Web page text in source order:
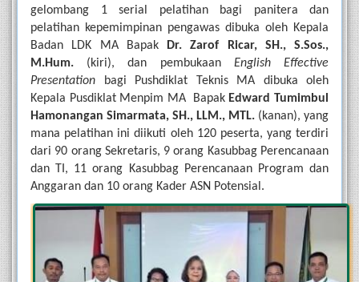
gelombang 1 serial pelatihan bagi panitera dan
pelatihan kepemimpinan pengawas dibuka oleh Kepala
Badan LDK MA Bapak
Dr. Zarof Ricar, SH., S.Sos.,
M.Hum. (kiri), dan pembukaan English Effective
Presentation
bagi Pushdiklat Teknis MA dibuka oleh
Kepala Pusdiklat Menpim MA  Bapak Edward Tumimbul
Hamonangan Simarmata, SH., LLM., MTL. (kanan), yang
mana pelatihan ini diikuti oleh 120 peserta, yang terdiri
dari 90 orang Sekretaris, 9 orang Kasubbag Perencanaan
dan TI, 11 orang Kasubbag Perencanaan Program dan
Anggaran dan 10 orang Kader ASN Potensial.